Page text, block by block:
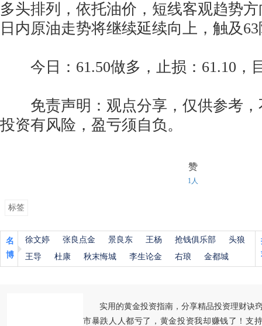
多头排列，依托油价，短线客观趋势
日内原油走势将继续延续向上，触及
今日：61.50做多，止损：61.10，
免责声明：观点分享，仅供参考，
投资有风险，盈亏须自负。
赞
1人
标签
名
博
徐文婷 张良点金 景良东 王杨 抢钱俱乐部
头狼
王导
杜康 秋末悔城 李生论金 右琅 金都城
实用的黄金投资指南，分享精品投资理财诀
市暴跌人人都亏了，黄金投资我却赚钱了！支